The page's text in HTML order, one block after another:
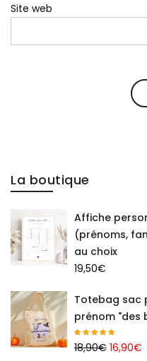
Site web
La boutique
Affiche
(prénoms,
au choix
19,50€
Totebag sac
prénom "des
18,90€ Le
16,90€